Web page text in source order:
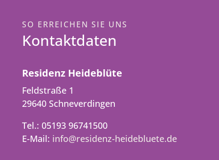
SO ERREICHEN SIE UNS
Kontaktdaten
Residenz Heideblüte
Feldstraße 1
29640 Schneverdingen
Tel.: 05193 96741500
E-Mail: info@residenz-heidebluete.de